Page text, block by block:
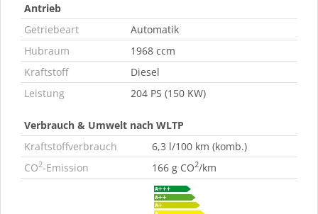
Antrieb
Getriebeart
Automatik
Hubraum
1968 ccm
Kraftstoff
Diesel
Leistung
204 PS (150 KW)
Verbrauch & Umwelt nach WLTP
Kraftstoffverbrauch
6,3 l/100 km (komb.)
CO2-Emission 166 g CO2/km